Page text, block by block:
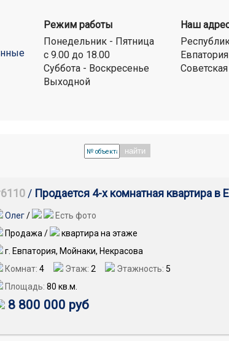
Режим работы
Понедельник - Пятница
с 9.00 до 18.00
Суббота - Воскресенье
Выходной
Наш
Евпатория
найти
/ Продается 4-х комнатная квартира в
Олег/
Есть фото
Продажа /
квартира на этаже
г. Евпатория, Мойнаки, Некрасова
Комнат: 4 Этаж: 2 Этажность: 5
Площадь: 80 кв.м.
8 800 000 руб